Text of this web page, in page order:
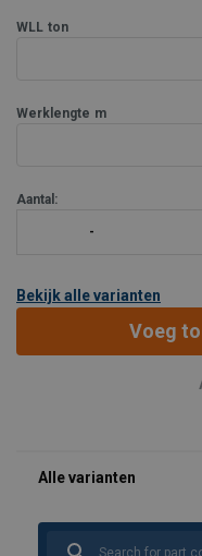
CO2-reductie tot wel 65%*
WLL ton
Werklengte m
Aantal:
Bekijk alle varianten
Voeg